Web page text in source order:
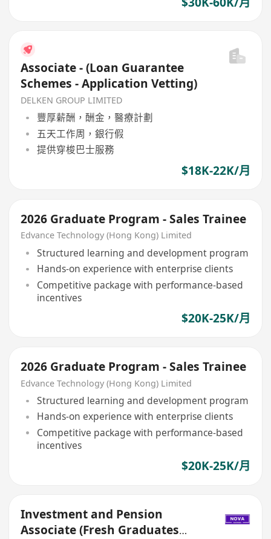
Associate - (Loan Guarantee
Schemes - Application Vetting)
DELKEN GROUP LIMITED
豐厚薪酬，酬金，醫療計劃
五天工作周，銀行假
提供穿梭巴士服務
$18K-22K/月
2026 Graduate Program - Sales Trainee
Edvance Technology (Hong Kong) Limited
Structured learning and development program
Hands-on experience with enterprise clients
Competitive package with performance-based
incentives
$20K-25K/月
2026 Graduate Program - Sales Trainee
Edvance Technology (Hong Kong) Limited
Structured learning and development program
Hands-on experience with enterprise clients
Competitive package with performance-based
incentives
$20K-25K/月
Investment and Pension
Associate (Fresh Graduates